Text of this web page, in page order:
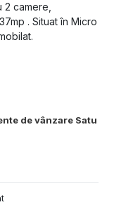
de vânzare Satu
2 camere,
. Situat în Micro